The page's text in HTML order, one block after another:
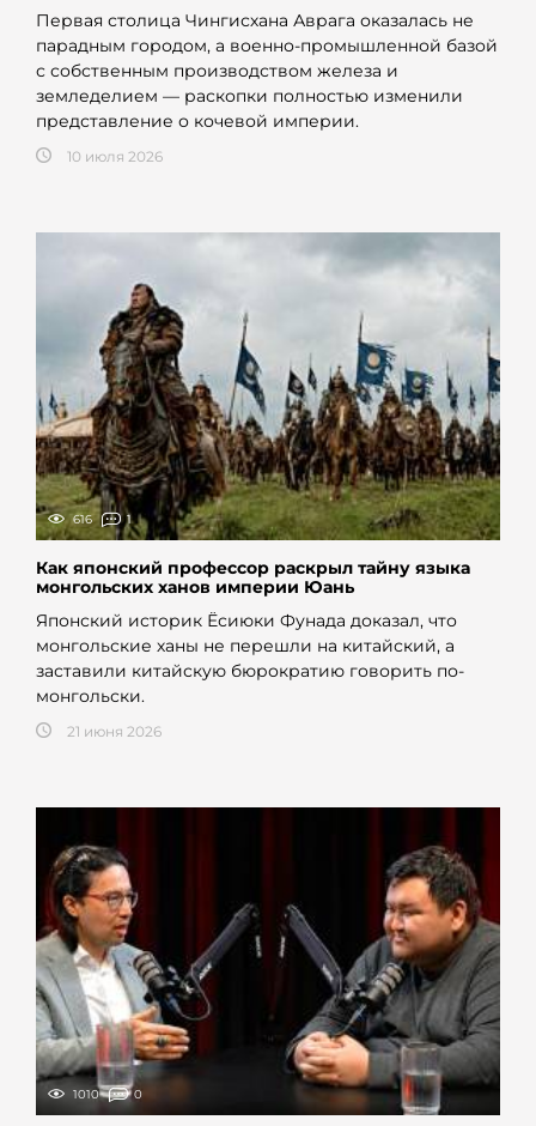
Первая столица Чингисхана Аврага оказалась не
парадным городом, а военно-промышленной базой
с собственным производством железа и
земледелием — раскопки полностью изменили
представление о кочевой империи.
10 июля 2026
616 1
Как японский профессор раскрыл тайну языка
монгольских ханов империи Юань
Японский историк Ёсиюки Фунада доказал, что
монгольские ханы не перешли на китайский, а
заставили китайскую бюрократию говорить по-
монгольски.
21 июня 2026
1010 0